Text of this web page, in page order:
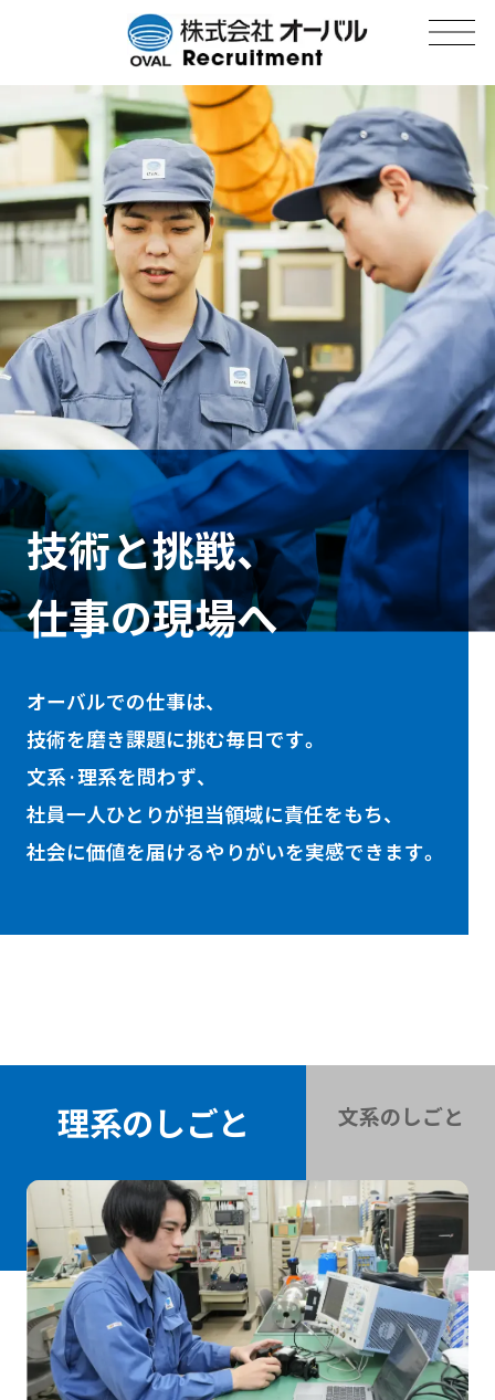
技術と挑戦、
仕事の現場へ
オーバルでの仕事は、
技術を磨き課題に挑む毎日です。
文系·理系を問わず、
社員一人ひとりが担当領域に責任をもち、
社会に価値を届けるやりがいを実感できます。
理系のしごと 文系のしごと